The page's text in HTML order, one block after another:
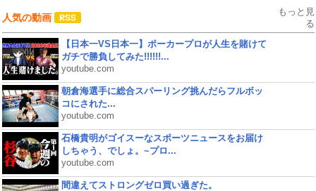
人気の動画
もっと見
る
【日本一VS日本一】ポーカープロが人生を賭けて
ガチで勝負してみた!!!!!!...
youtube.com
朝倉海選手に総合スパーリング挑んだらフルボッ
コにされた...
youtube.com
石橋貴明がゴイスーなスポーツニュースをお届け
しちゃう、でしょ。~プロ...
youtube.com
間違えてストロングゼロ買い過ぎた。